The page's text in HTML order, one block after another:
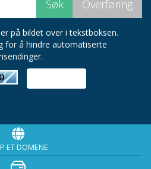
på bildet over i tekstboksen.
for å hindre automatiserte
ET DOMENE